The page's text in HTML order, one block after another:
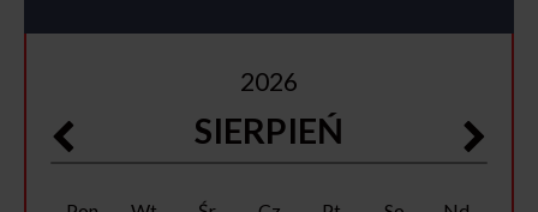
2026
SIERPIEŃ